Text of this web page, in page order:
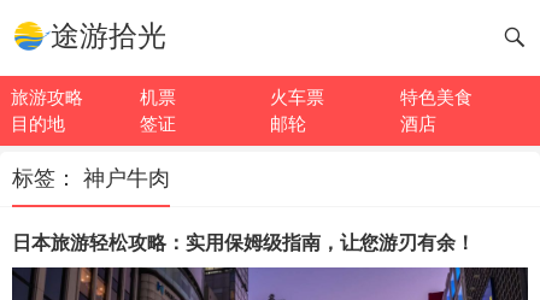
途游拾光
旅游攻略 机票 火车票
特色美食
目的地
签证 邮轮 酒店
标签： 神户牛肉
日本旅游轻松攻略：实用保姆级指南，让您游刃有余！